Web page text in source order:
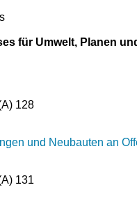
für Umwelt, Planen
128
und Neubauten an
131